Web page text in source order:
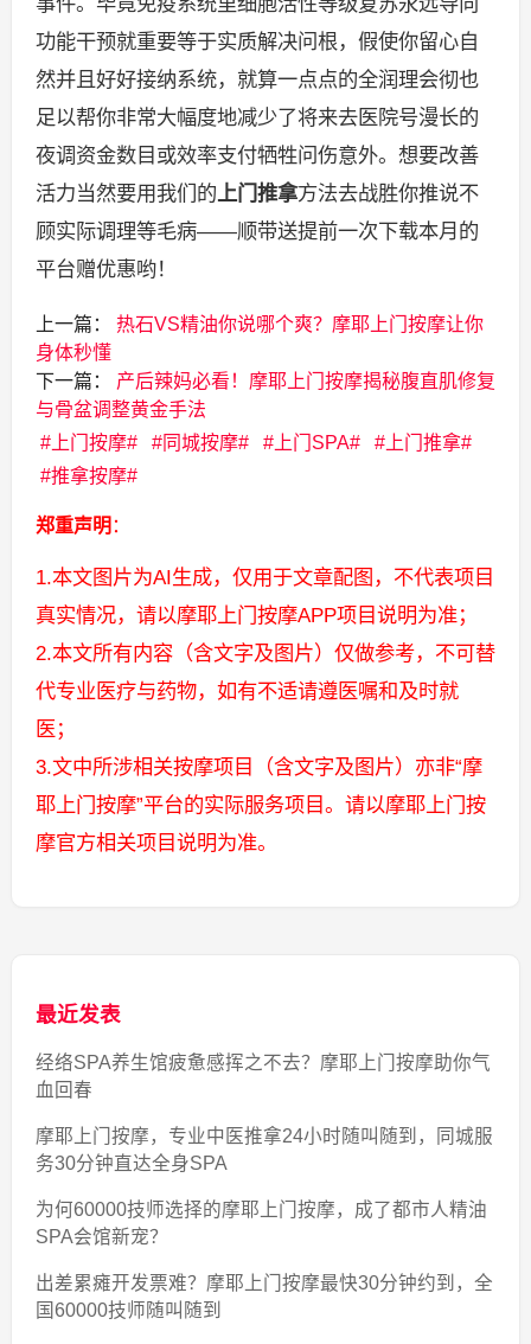
功能干预就重要等于实质解决问根，假使你留心自
然并且好好接纳系统，就算一点点的全润理会彻也
足以帮你非常大幅度地减少了将来去医院号漫长的
夜调资金数目或效率支付牺牲问伤意外。想要改善
活力当然要用我们的 上门推拿方法去战胜你推说不
顾实际调理等毛病——顺带送提前一次下载本月的
平台赠优惠哟！
上一篇：
热石VS精油你说哪个爽？摩耶上门按摩让你
身体秒懂
下一篇：
产后辣妈必看！摩耶上门按摩揭秘腹直肌修复
与骨盆调整黄金手法
上门按摩
同城按摩 上门SPA
上门推拿
推拿按摩
郑重声明 ：
1.本文图片为AI生成，仅用于文章配图，不代表项目
真实情况，请以摩耶上门按摩APP项目说明为准；
2.本文所有内容（含文字及图片）仅做参考，不可替
代专业医疗与药物，如有不适请遵医嘱和及时就
医；
3.文中所涉相关按摩项目（含文字及图片）亦非“摩
耶上门按摩”平台的实际服务项目。请以摩耶上门按
摩官方相关项目说明为准。
最近发表
经络SPA养生馆疲惫感挥之不去？摩耶上门按摩助你气
血回春
摩耶上门按摩，专业中医推拿24小时随叫随到，同城服
务30分钟直达全身SPA
为何60000技师选择的摩耶上门按摩，成了都市人精油
SPA会馆新宠？
出差累瘫开发票难？摩耶上门按摩最快30分钟约到，全
国60000技师随叫随到